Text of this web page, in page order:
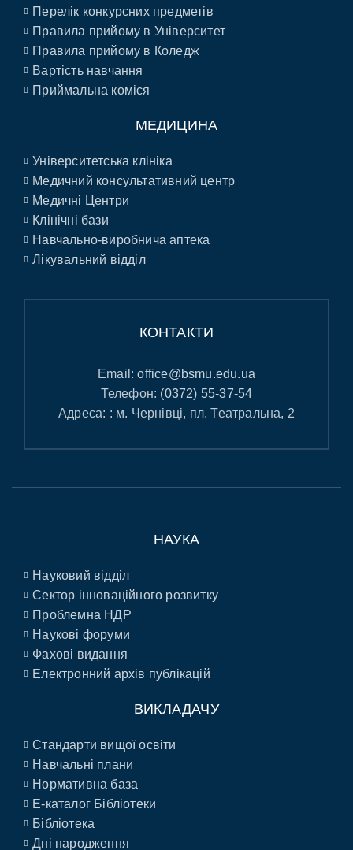
Перелік конкурсних предметів
Правила прийому в Університет
Правила прийому в Коледж
Вартість навчання
Приймальна коміся
МЕДИЦИНА
Університетська клініка
Медичний консультативний центр
Медичні Центри
Клінічні бази
Навчально-виробнича аптека
Лікувальний відділ
КОНТАКТИ
Email:office@bsmu.edu.ua
Телефон: (0372) 55-37-54
Адреса: : м. Чернівці, пл. Театральна, 2
НАУКА
Науковий відділ
Сектор інноваційного розвитку
Проблемна НДР
Наукові форуми
Фахові видання
Електронний архів публікацій
ВИКЛАДАЧУ
Стандарти вищої освіти
Навчальні плани
Нормативна база
E-каталог Бібліотеки
Бібліотека
Дні народження